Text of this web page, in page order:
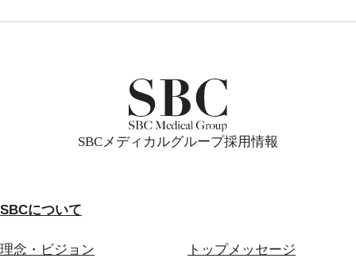
SBCメディカルグループ採用情報
SBCについて
理念・ビジョン
トップメッセージ